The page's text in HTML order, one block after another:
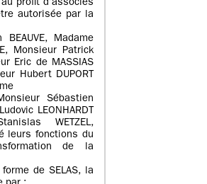
profit d’associés
autorisée par la
Madame
Monsieur Patrick
Eric de MASSIAS
Hubert DUPORT
Sébastien
LEONHARDT
WETZEL,
leurs fonctions du
de la
de SELAS, la